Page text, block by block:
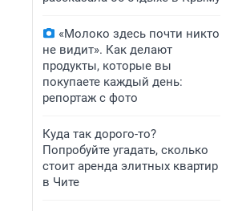
«Молоко здесь почти никто
не видит». Как делают
продукты, которые вы
покупаете каждый день:
репортаж с фото
Куда так дорого-то?
Попробуйте угадать, сколько
стоит аренда элитных квартир
в Чите